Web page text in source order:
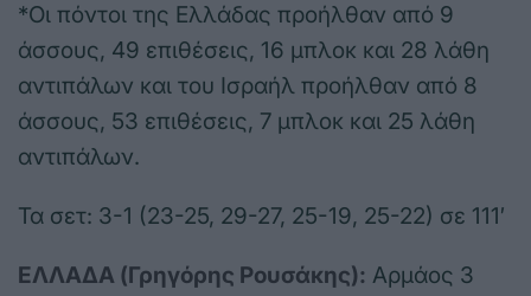
*Οι πόντοι της Ελλάδας προήλθαν από 9
άσσους, 49 επιθέσεις, 16 μπλοκ και 28 λάθη
αντιπάλων και του Ισραήλ προήλθαν από 8
άσσους, 53 επιθέσεις, 7 μπλοκ και 25 λάθη
αντιπάλων.
Τα σετ: 3-1 (23-25, 29-27, 25-19, 25-22) σε 111′
ΕΛΛΑΔΑ (Γρηγόρης Ρουσάκης): Αρμάος 3